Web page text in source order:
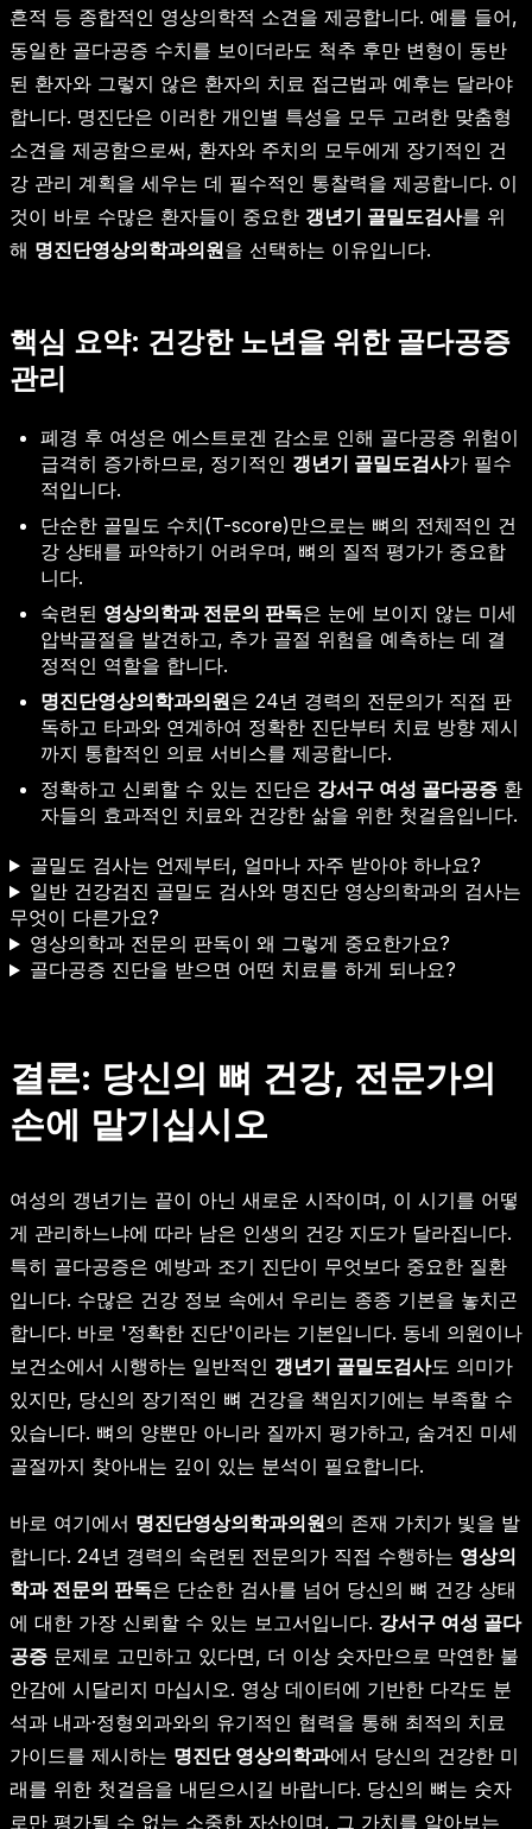
흔적 등 종합적인 영상의학적 소견을 제공합니다. 예를 들어,
동일한 골다공증 수치를 보이더라도 척추 후만 변형이 동반
된 환자와 그렇지 않은 환자의 치료 접근법과 예후는 달라야
합니다. 명진단은 이러한 개인별 특성을 모두 고려한 맞춤형
소견을 제공함으로써, 환자와 주치의 모두에게 장기적인 건
강 관리 계획을 세우는 데 필수적인 통찰력을 제공합니다. 이
것이 바로 수많은 환자들이 중요한 갱년기 골밀도검사를 위
해 명진단영상의학과의원을 선택하는 이유입니다.
핵심 요약: 건강한 노년을 위한 골다공증
관리
폐경 후 여성은 에스트로겐 감소로 인해 골다공증 위험이
급격히 증가하므로, 정기적인 갱년기 골밀도검사가 필수
적입니다.
단순한 골밀도 수치(T-score)만으로는 뼈의 전체적인 건
강 상태를 파악하기 어려우며, 뼈의 질적 평가가 중요합
니다.
숙련된 영상의학과 전문의 판독은 눈에 보이지 않는 미세
압박골절을 발견하고, 추가 골절 위험을 예측하는 데 결
정적인 역할을 합니다.
명진단영상의학과의원은 24년 경력의 전문의가 직접 판
독하고 타과와 연계하여 정확한 진단부터 치료 방향 제시
까지 통합적인 의료 서비스를 제공합니다.
정확하고 신뢰할 수 있는 진단은 강서구 여성 골다공증 환
자들의 효과적인 치료와 건강한 삶을 위한 첫걸음입니다.
골밀도 검사는 언제부터, 얼마나 자주 받아야 하나요?
일반 건강검진 골밀도 검사와 명진단 영상의학과의 검사는
무엇이 다른가요?
영상의학과 전문의 판독이 왜 그렇게 중요한가요?
골다공증 진단을 받으면 어떤 치료를 하게 되나요?
결론: 당신의 뼈 건강, 전문가의
손에 맡기십시오
여성의 갱년기는 끝이 아닌 새로운 시작이며, 이 시기를 어떻
게 관리하느냐에 따라 남은 인생의 건강 지도가 달라집니다.
특히 골다공증은 예방과 조기 진단이 무엇보다 중요한 질환
입니다. 수많은 건강 정보 속에서 우리는 종종 기본을 놓치곤
합니다. 바로 '정확한 진단'이라는 기본입니다. 동네 의원이나
보건소에서 시행하는 일반적인 갱년기 골밀도검사도 의미가
있지만, 당신의 장기적인 뼈 건강을 책임지기에는 부족할 수
있습니다. 뼈의 양뿐만 아니라 질까지 평가하고, 숨겨진 미세
골절까지 찾아내는 깊이 있는 분석이 필요합니다.
바로 여기에서 명진단영상의학과의원의 존재 가치가 빛을 발
합니다. 24년 경력의 숙련된 전문의가 직접 수행하는 영상의
학과 전문의 판독은 단순한 검사를 넘어 당신의 뼈 건강 상태
에 대한 가장 신뢰할 수 있는 보고서입니다. 강서구 여성 골다
공증 문제로 고민하고 있다면, 더 이상 숫자만으로 막연한 불
안감에 시달리지 마십시오. 영상 데이터에 기반한 다각도 분
석과 내과·정형외과와의 유기적인 협력을 통해 최적의 치료
가이드를 제시하는 명진단 영상의학과에서 당신의 건강한 미
래를 위한 첫걸음을 내딛으시길 바랍니다. 당신의 뼈는 숫자
로만 평가될 수 없는 소중한 자산이며, 그 가치를 알아보는